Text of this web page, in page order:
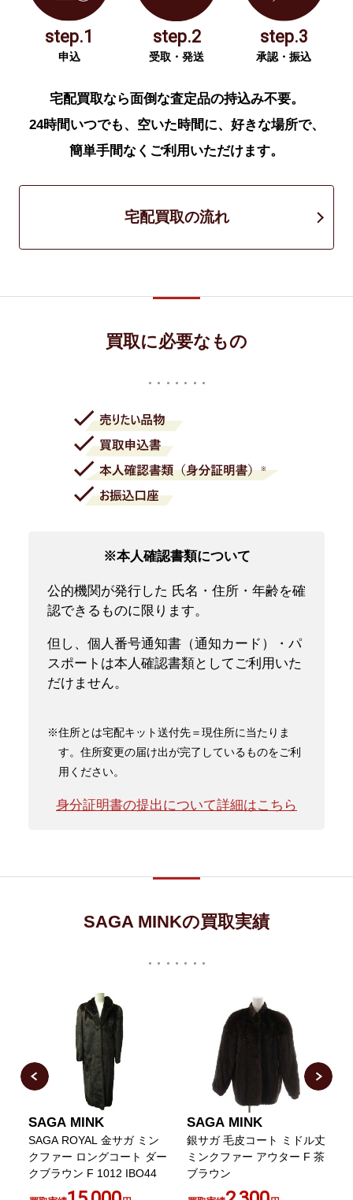
step.1
申込
step.2
受取・発送
step.3
承認・振込
宅配買取なら面倒な査定品の持込み不要。
24時間いつでも、空いた時間に、好きな場所で、
簡単手間なくご利用いただけます。
宅配買取の流れ
買取に必要なもの
※本人確認書類について
公的機関が発行した 氏名・住所・年齢を確
認できるものに限ります。
但し、個人番号通知書（通知カード）・パ
スポートは本人確認書類としてご利用いた
だけません。
※住所とは宅配キット送付先＝現住所に当たりま
す。住所変更の届け出が完了しているものをご利
用ください。
身分証明書の提出について詳細はこちら
SAGA MINKの買取実績
SAGA MINK
SAGA ROYAL 金サガ ミン
クファー ロングコート ダー
クブラウン F 1012 IBO44
SAGA MINK
銀サガ 毛皮コート ミドル丈
ミンクファー アウター F 茶
ブラウン